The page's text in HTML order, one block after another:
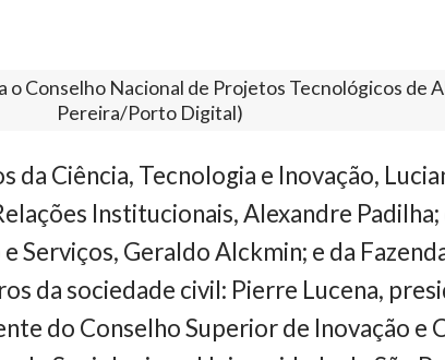
Conselho Nacional de Projetos Tecnológicos de
Pereira/Porto Digital)
Ciência, Tecnologia e Inovação,
Institucionais, Alexandre Padilha;
Serviços, Geraldo Alckmin; e da
da sociedade civil: Pierre Lucena,
do Conselho Superior de Inovação e